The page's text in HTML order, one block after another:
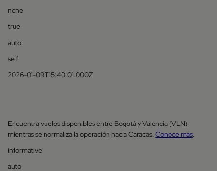
none
true
auto
self
2026-01-09T15:40:01.000Z
Encuentra vuelos disponibles entre Bogotá y Valencia (VLN)
mientras se normaliza la operación hacia Caracas. Conoce más
informative
auto